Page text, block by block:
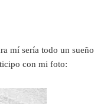
mí sería todo un sueño
con mi foto: